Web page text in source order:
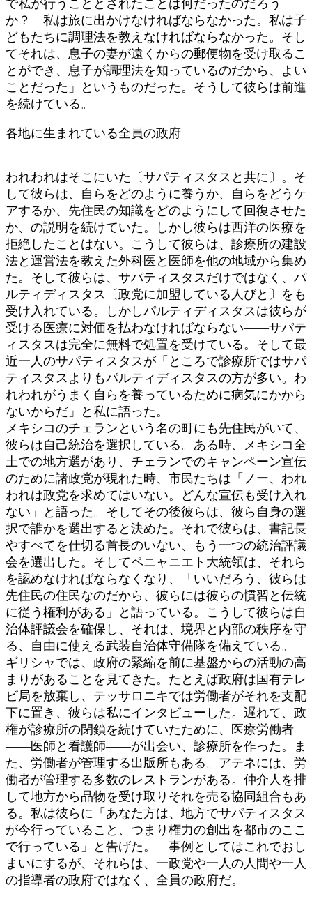
で私が行うこととされたことは何だったのだろう
か？ 私は旅に出かけなければならなかった。私は子
どもたちに調理法を教えなければならなかった。そし
てそれは、息子の妻が遠くからの郵便物を受け取るこ
とができ、息子が調理法を知っているのだから、よい
ことだった」というものだった。そうして彼らは前進
を続けている。
各地に生まれている全員の政府
われわれはそこにいた〔サパティスタスと共に〕。そ
して彼らは、自らをどのように養うか、自らをどうケ
アするか、先住民の知識をどのようにして回復させた
か、の説明を続けていた。しかし彼らは西洋の医療を
拒絶したことはない。こうして彼らは、診療所の建設
法と運営法を教えた外科医と医師を他の地域から集め
た。そして彼らは、サパティスタスだけではなく、パ
ルティディスタス〔政党に加盟している人びと〕をも
受け入れている。しかしパルティディスタスは彼らが
受ける医療に対価を払わなければならない――サパテ
ィスタスは完全に無料で処置を受けている。そして最
近一人のサパティスタスが「ところで診療所ではサパ
ティスタスよりもパルティディスタスの方が多い。わ
れわれがうまく自らを養っているために病気にかから
ないからだ」と私に語った。
メキシコのチェランという名の町にも先住民がいて、
彼らは自己統治を選択している。ある時、メキシコ全
土での地方選があり、チェランでのキャンペーン宣伝
のために諸政党が現れた時、市民たちは「ノー、われ
われは政党を求めてはいない。どんな宣伝も受け入れ
ない」と語った。そしてその後彼らは、彼ら自身の選
択で誰かを選出すると決めた。それで彼らは、書記長
やすべてを仕切る首長のいない、もう一つの統治評議
会を選出した。そしてペニャニエト大統領は、それら
を認めなければならなくなり、「いいだろう、彼らは
先住民の住民なのだから、彼らには彼らの慣習と伝統
に従う権利がある」と語っている。こうして彼らは自
治体評議会を確保し、それは、境界と内部の秩序を守
る、自由に使える武装自治体守備隊を備えている。
ギリシャでは、政府の緊縮を前に基盤からの活動の高
まりがあることを見てきた。たとえば政府は国有テレ
ビ局を放棄し、テッサロニキでは労働者がそれを支配
下に置き、彼らは私にインタビューした。遅れて、政
権が診療所の閉鎖を続けていたために、医療労働者
――医師と看護師――が出会い、診療所を作った。ま
た、労働者が管理する出版所もある。アテネには、労
働者が管理する多数のレストランがある。仲介人を排
して地方から品物を受け取りそれを売る協同組合もあ
る。私は彼らに「あなた方は、地方でサパティスタス
が今行っていること、つまり権力の創出を都市のここ
で行っている」と告げた。 事例としてはこれでおし
まいにするが、それらは、一政党や一人の人間や一人
の指導者の政府ではなく、全員の政府だ。